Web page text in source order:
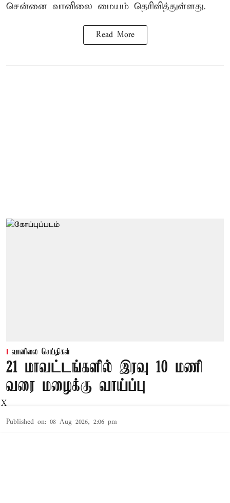
சென்னை வானிலை மையம் தெரிவித்துள்ளது.
Read More
வானிலை செய்திகள்
21 மாவட்டங்களில் இரவு 10 மணி
வரை மழைக்கு வாய்ப்பு
Published on: 08 Aug 2026, 2:06 pm
X